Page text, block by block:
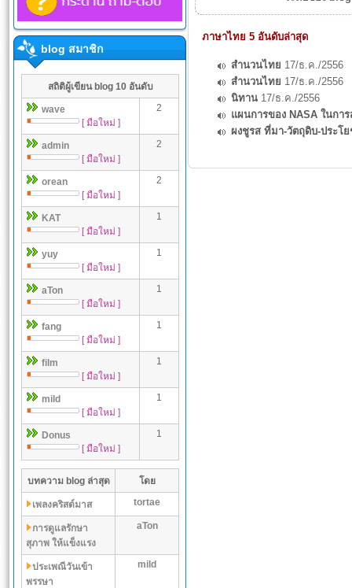
blog สมาชิก
สถิติผู้เขียน blog 10 อันดับ
wave
[ มือใหม่ ]
2
admin
[ มือใหม่ ]
2
orean
[ มือใหม่ ]
2
KAT
[ มือใหม่ ]
1
yuy
[ มือใหม่ ]
1
aTon
[ มือใหม่ ]
1
fang
[ มือใหม่ ]
1
film
[ มือใหม่ ]
1
mild
[ มือใหม่ ]
1
Donus
[ มือใหม่ ]
1
บทความ blog ล่าสุด โดย
เพลงคริสต์มาส tortae
การดูแลรักษา
สุภาพ ให้แข็งแรง
aTon
ประเพณีวันเข้า
พรรษา
mild
ภาษาไทย 5 อันดับล่าสุด
สำนวนไทย 17/ธ.ค./2556
สำนวนไทย 17/ธ.ค./2556
นิทาน 17/ธ.ค./2556
แผนการของ NASA ในกา
ผงชูรส ที่มา-วัตถุดิบ-ประโ